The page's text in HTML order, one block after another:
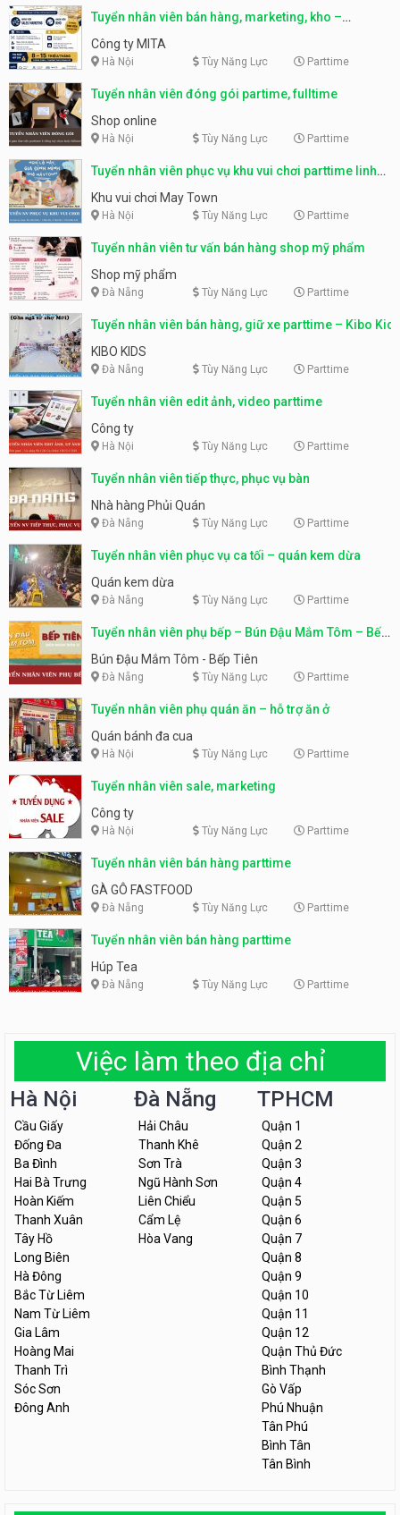
Tuyển nhân viên bán hàng, marketing, kho –
parttime, fulltime
Công ty MITA
Hà Nội Tùy Năng Lực Parttime
Tuyển nhân viên đóng gói partime, fulltime
Shop online
Hà Nội Tùy Năng Lực Parttime
Tuyển nhân viên phục vụ khu vui chơi parttime linh
động
Khu vui chơi May Town
Hà Nội Tùy Năng Lực Parttime
Tuyển nhân viên tư vấn bán hàng shop mỹ phẩm
Shop mỹ phẩm
Đà Nẵng Tùy Năng Lực Parttime
Tuyển nhân viên bán hàng, giữ xe parttime – Kibo Kid
KIBO KIDS
Đà Nẵng Tùy Năng Lực Parttime
Tuyển nhân viên edit ảnh, video parttime
Công ty
Hà Nội Tùy Năng Lực Parttime
Tuyển nhân viên tiếp thực, phục vụ bàn
Nhà hàng Phủi Quán
Đà Nẵng Tùy Năng Lực Parttime
Tuyển nhân viên phục vụ ca tối – quán kem dừa
Quán kem dừa
Đà Nẵng Tùy Năng Lực Parttime
Tuyển nhân viên phụ bếp – Bún Đậu Mắm Tôm – Bếp
Tiên
Bún Đậu Mắm Tôm - Bếp Tiên
Đà Nẵng Tùy Năng Lực Parttime
Tuyển nhân viên phụ quán ăn – hỗ trợ ăn ở
Quán bánh đa cua
Hà Nội Tùy Năng Lực Parttime
Tuyển nhân viên sale, marketing
Công ty
Hà Nội Tùy Năng Lực Parttime
Tuyển nhân viên bán hàng parttime
GÀ GÔ FASTFOOD
Đà Nẵng Tùy Năng Lực Parttime
Tuyển nhân viên bán hàng parttime
Húp Tea
Đà Nẵng Tùy Năng Lực Parttime
Việc làm theo địa chỉ
Hà Nội
Cầu Giấy
Đống Đa
Ba Đình
Hai Bà Trưng
Hoàn Kiếm
Thanh Xuân
Tây Hồ
Long Biên
Hà Đông
Bắc Từ Liêm
Nam Từ Liêm
Gia Lâm
Hoàng Mai
Thanh Trì
Sóc Sơn
Đông Anh
Đà Nẵng
Hải Châu
Thanh Khê
Sơn Trà
Ngũ Hành Sơn
Liên Chiểu
Cẩm Lệ
Hòa Vang
TPHCM
Quận 1
Quận 2
Quận 3
Quận 4
Quận 5
Quận 6
Quận 7
Quận 8
Quận 9
Quận 10
Quận 11
Quận 12
Quận Thủ Đức
Bình Thạnh
Gò Vấp
Phú Nhuận
Tân Phú
Bình Tân
Tân Bình